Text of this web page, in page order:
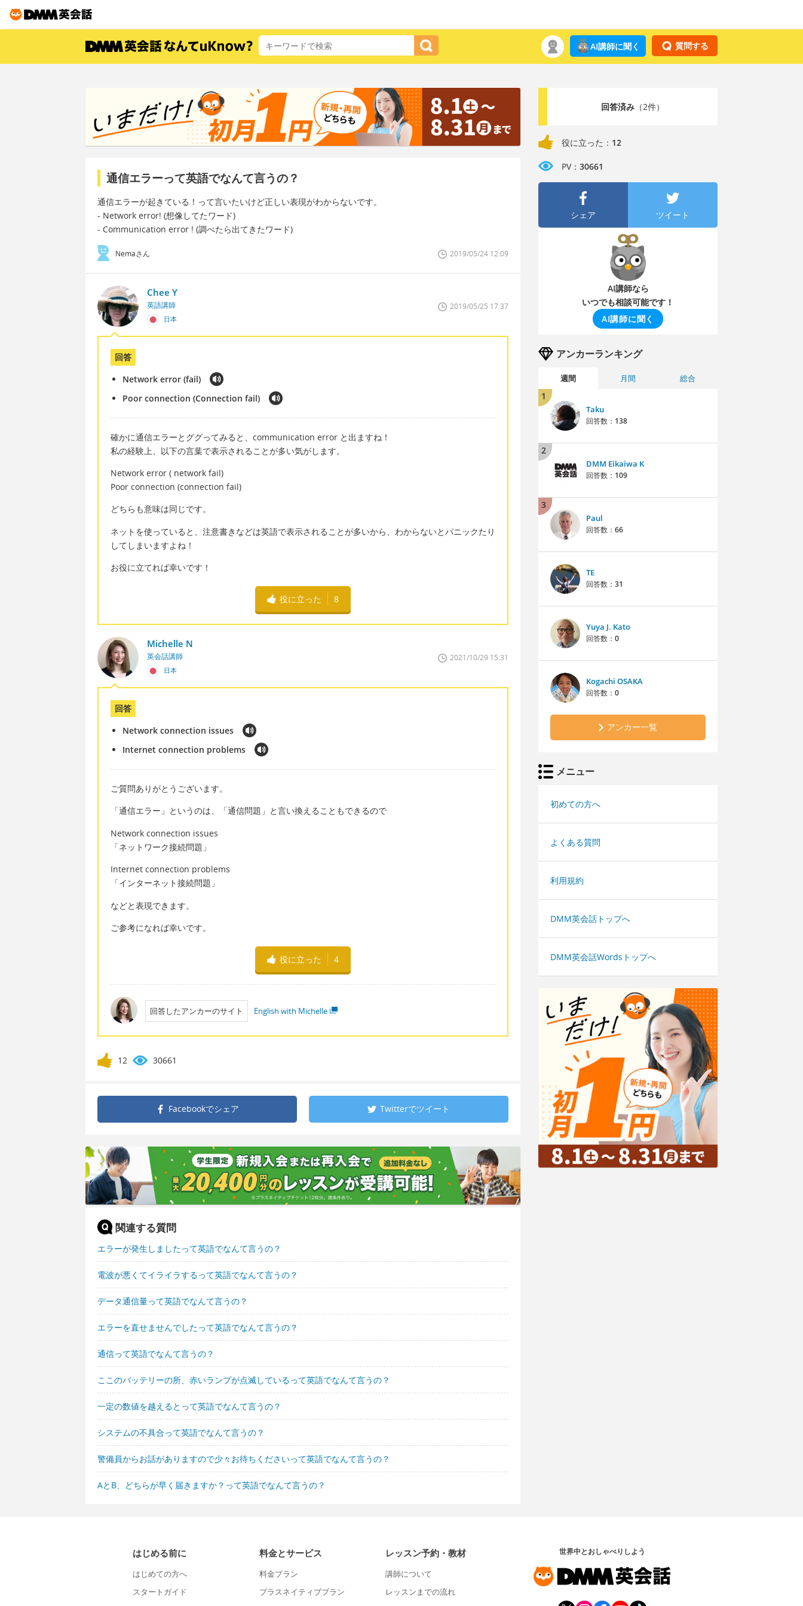
質問する
AI講師に聞く
通信エラーって英語でなんて言うの？
通信エラーが起きている！って言いたいけど正しい表現がわからないです。
- Network error! (想像してたワード)
- Communication error ! (調べたら出てきたワード)
Nemaさん 2019/05/24 12:09
Chee Y
英語講師
日本
2019/05/25 17:37
回答
Network error (fail)
Poor connection (Connection fail)
確かに通信エラーとググってみると、communication error と出ますね！
私の経験上、以下の言葉で表示されることが多い気がします。
Network error ( network fail)
Poor connection (connection fail)
どちらも意味は同じです。
ネットを使っていると、注意書きなどは英語で表示されることが多いから、わからないとパニックたり
してしまいますよね！
お役に立てれば幸いです！
役に立った 8
Michelle N
英会話講師
日本
2021/10/29 15:31
回答
Network connection issues
Internet connection problems
ご質問ありがとうございます。
「通信エラー」というのは、「通信問題」と言い換えることもできるので
Network connection issues
「ネットワーク接続問題」
Internet connection problems
「インターネット接続問題」
などと表現できます。
ご参考になれば幸いです。
役に立った 4
回答したアンカーのサイト English with Michelle
12 30661
Facebookでシェア Twitterでツイート
関連する質問
エラーが発生しましたって英語でなんて言うの？
電波が悪くてイライラするって英語でなんて言うの？
データ通信量って英語でなんて言うの？
エラーを直せませんでしたって英語でなんて言うの？
通信って英語でなんて言うの？
ここのバッテリーの所、赤いランプが点滅しているって英語でなんて言うの？
一定の数値を越えるとって英語でなんて言うの？
システムの不具合って英語でなんて言うの？
警備員からお話がありますので少々お待ちくださいって英語でなんて言うの？
AとB、どちらが早く届きますか？って英語でなんて言うの？
回答済み（2件）
役に立った： 12
PV： 30661
シェア ツイート
AI講師なら
いつでも相談可能です！
AI講師に聞く
アンカーランキング
週間 月間 総合
1
Taku
回答数： 138
2
DMM Eikaiwa K
回答数： 109
3
Paul
回答数： 66
TE
回答数： 31
Yuya J. Kato
回答数： 0
Kogachi OSAKA
回答数： 0
アンカー一覧
メニュー
初めての方へ
よくある質問
利用規約
DMM英会話トップへ
DMM英会話Wordsトップへ
はじめる前に
はじめての方へ
スタートガイド
料金とサービス
料金プラン
プラスネイティブプラン
レッスン予約・教材
講師について
レッスンまでの流れ
世界中とおしゃべりしよう